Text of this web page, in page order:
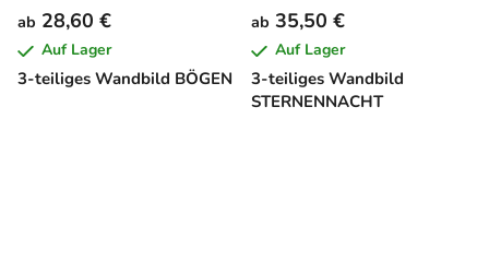
3-teiliges Wandbild BÖGEN
ab 28,60 €
Auf Lager
3-teiliges Wandbild
STERNENNACHT
ab 35,50 €
Auf Lager